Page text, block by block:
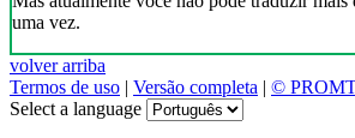
uma vez.
volver arriba
Termos de uso | Versão completa | ©
Select a language